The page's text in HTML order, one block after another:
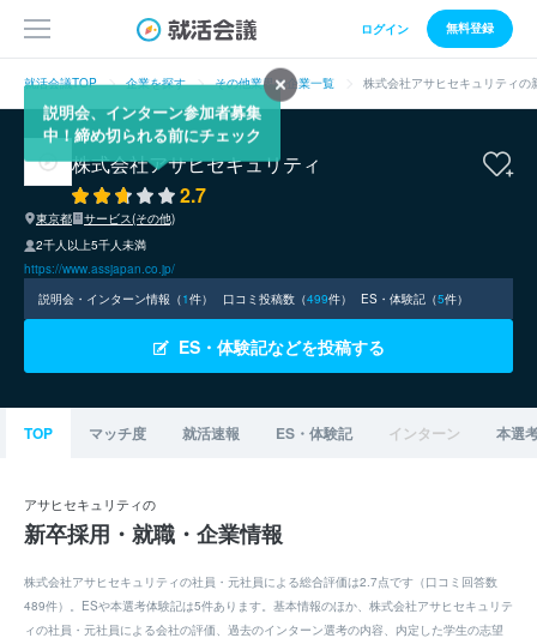
ログイン 無料登録
就活会議TOP 企業を探す その他業界の企業一覧 株式会社アサヒセキュリティの
株式会社アサヒセキュリティ
2.7
東京都
サービス(その他)
2千人以上5千人未満
https://www.assjapan.co.jp/
説明会、インターン参加者募集
中！締め切られる前にチェック
説明会・インターン情報（1件） 口コミ投稿数（499件） ES・体験記（5件）
ES・体験記などを投稿する
TOP マッチ度 就活速報 ES・体験記 インターン 本選
アサヒセキュリティの
新卒採用・就職・企業情報
株式会社アサヒセキュリティの社員・元社員による総合評価は2.7点です（口コミ回答数
489件）。ESや本選考体験記は5件あります。基本情報のほか、株式会社アサヒセキュリテ
ィの社員・元社員による会社の評価、過去のインターン選考の内容、内定した学生の志望